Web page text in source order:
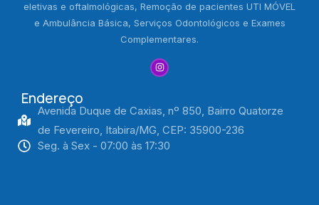
eletivas e oftalmológicas, Remoção de pacientes UTI MÓVEL
e Ambulância Básica, Serviços Odontológicos e Exames
Complementares.
Endereço
Avenida Duque de Caxias, nº 850, Bairro Quatorze
de Fevereiro, Itabira/MG, CEP: 35900-236
Seg. à Sex - 07:00 às 17:30